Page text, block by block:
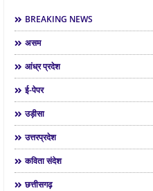
BREAKING NEWS
असम
आंध्र प्रदेश
ई-पेपर
उड़ीसा
उत्तरप्रदेश
कविता संदेश
छत्तीसगढ़